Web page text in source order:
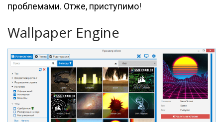
проблемами. Отже, приступимо!
Wallpaper Engine